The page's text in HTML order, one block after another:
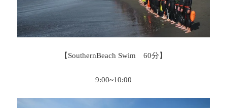
【SouthernBeach Swim 60分】
9:00~10:00